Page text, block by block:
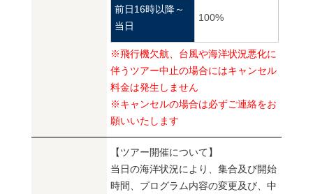
前日16時以降～
当日
100%
※飛行機欠航、台風や海洋状況悪化に
伴うツアー中止の場合にはキャンセル
料金は発生しません
※キャンセルの場合は必ずご連絡をお
願いいたします
【ツアー開催について】
当日の海洋状況により、集合及び開始
時間、プログラム内容の変更及び、中